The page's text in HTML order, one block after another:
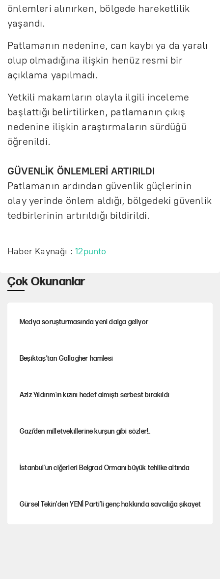
önlemleri alınırken, bölgede hareketlilik
yaşandı.
Patlamanın nedenine, can kaybı ya da yaralı
olup olmadığına ilişkin henüz resmi bir
açıklama yapılmadı.
Yetkili makamların olayla ilgili inceleme
başlattığı belirtilirken, patlamanın çıkış
nedenine ilişkin araştırmaların sürdüğü
öğrenildi.
GÜVENLİK ÖNLEMLERİ ARTIRILDI
Patlamanın ardından güvenlik güçlerinin
olay yerinde önlem aldığı, bölgedeki güvenlik
tedbirlerinin artırıldığı bildirildi.
Haber Kaynağı :12punto
Çok Okunanlar
Medya soruşturmasında yeni dalga geliyor
Beşiktaş’tan Gallagher hamlesi
Aziz Yıldırım'ın kızını hedef almıştı serbest bırakıldı
Gazi’den milletvekillerine kurşun gibi sözler!..
İstanbul’un ciğerleri Belgrad Ormanı büyük tehlike altında
Gürsel Tekin'den YENİ Parti’li genç hakkında savcılığa şikayet